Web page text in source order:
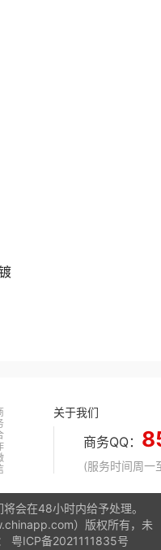
关于我们
商务QQ：
(服务时间周
会在48小时内给予处理。
）版权所有，未
粤ICP备2021111835号